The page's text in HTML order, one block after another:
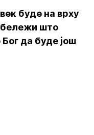
буде на врху
што
да буде још